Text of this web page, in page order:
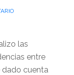
las
entre
dado cuenta